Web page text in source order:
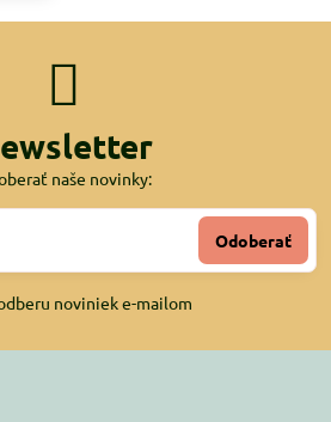
naše novinky:
Odoberať
noviniek e-mailom